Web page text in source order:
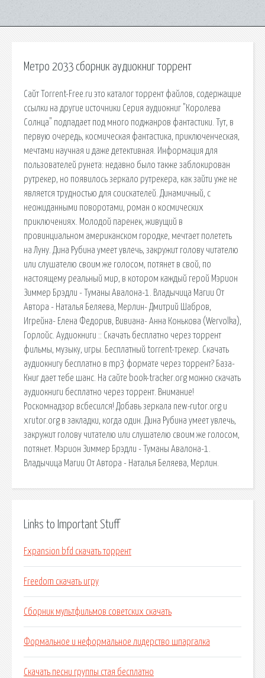
Метро 2033 сборник аудиокниг торрент
Сайт Torrent-Free.ru это каталог торрент файлов, содержащие
ссылки на другие источники Серия аудиокниг "Королева
Солнца" подпадает под много поджанров фантастики. Тут, в
первую очередь, космическая фантастика, приключенческая,
мечтами научная и даже детективная. Информация для
пользователей рунета: недавно было также заблокирован
рутрекер, но появилось зеркало рутрекера, как зайти уже не
является трудностью для соискателей. Динамичный, с
неожиданными поворотами, роман о космических
приключениях. Молодой паренек, живущий в
провинциальном американском городке, мечтает полететь
на Луну. Дина Рубина умеет увлечь, закружит голову читателю
или слушателю своим же голосом, потянет в свой, по
настоящему реальный мир, в котором каждый герой Мэрион
Зиммер Брэдли - Туманы Авалона-1. Владычица Магии От
Автора - Наталья Беляева, Мерлин- Дмитрий Шабров,
Игрейна- Елена Федорив, Вивиана- Анна Конькова (Wervolka),
Горлойс. Аудиокниги :: Скачать бесплатно через торрент
фильмы, музыку, игры. Бесплатный torrent-трекер. Скачать
аудиокнигу бесплатно в mp3 формате через торрент? База-
Книг дает тебе шанс. На сайте book-tracker.org можно скачать
аудиокниги бесплатно через торрент. Внимание!
Роскомнадзор всбесился! Добавь зеркала new-rutor.org и
xrutor.org в закладки, когда один. Дина Рубина умеет увлечь,
закружит голову читателю или слушателю своим же голосом,
потянет. Мэрион Зиммер Брэдли - Туманы Авалона-1.
Владычица Магии От Автора - Наталья Беляева, Мерлин.
Links to Important Stuff
Fxpansion bfd скачать торрент
Freedom скачать игру
Сборник мультфильмов советских скачать
Формальное и неформальное лидерство шпаргалка
Скачать песни группы стая бесплатно